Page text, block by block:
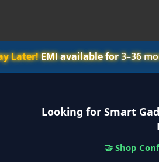
Later!EMI available for3–36
Looking for Smart
🤝 Shop